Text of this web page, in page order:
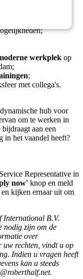
werkplek op
;
met collega's.
hub voor
om te werken in
aan een
in het vaandel heeft?
Representative in
now' knop en meld
kijken ernaar uit om
International B.V.
nodig zijn om de
over
uw rechten, vindt u op
. Indien u vragen heeft
kan u steeds
.